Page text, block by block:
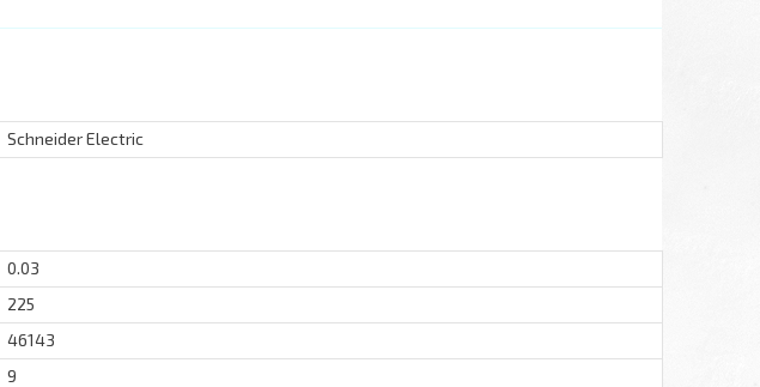
Schneider Electric
0.03
225
46143
9